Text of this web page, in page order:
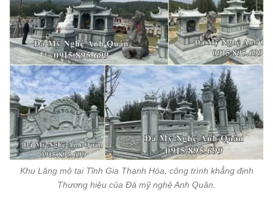
Khu Lăng mộ tại Tĩnh Gia Thanh Hóa, công trình khẳng định
Thương hiệu của Đá mỹ nghệ Anh Quân.